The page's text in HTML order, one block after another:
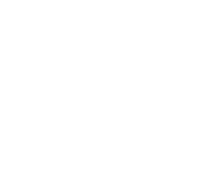
de Lp(a), revela estudo
metastático em doentes não elegíveis para inibidores PD-(L)1
mês